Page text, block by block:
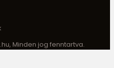
Minden jog fenntartva.